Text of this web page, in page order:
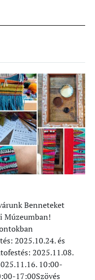
Benneteket
Múzeumban!
2025.10.24. és
2025.11.08.
10:00-
17:00Szövés